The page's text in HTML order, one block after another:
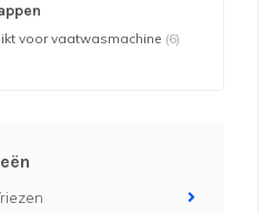
voor vaatwasmachine (6)